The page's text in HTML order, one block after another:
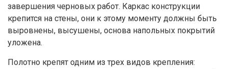
завершения черновых работ. Каркас конструкции
крепится на стены, они к этому моменту должны быть
выровнены, высушены, основа напольных покрытий
уложена.
Полотно крепят одним из трех видов крепления: